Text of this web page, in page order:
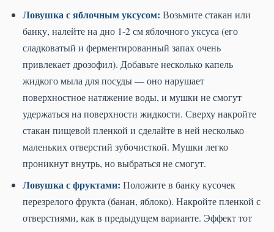
Ловушка с яблочным уксусом: Возьмите стакан или
банку, налейте на дно 1-2 см яблочного уксуса (его
сладковатый и ферментированный запах очень
привлекает дрозофил). Добавьте несколько капель
жидкого мыла для посуды — оно нарушает
поверхностное натяжение воды, и мушки не смогут
удержаться на поверхности жидкости. Сверху накройте
стакан пищевой пленкой и сделайте в ней несколько
маленьких отверстий зубочисткой. Мушки легко
проникнут внутрь, но выбраться не смогут.
Ловушка с фруктами: Положите в банку кусочек
перезрелого фрукта (банан, яблоко). Накройте пленкой с
отверстиями, как в предыдущем варианте. Эффект тот